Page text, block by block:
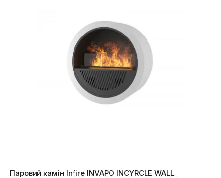
Паровий камін Infire INVAPO INCYRCLE WALL